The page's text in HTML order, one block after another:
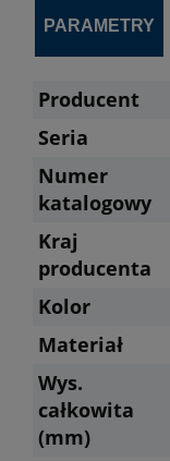
PARAMETRY
Producent
Seria
Numer
katalogowy
Kraj
producenta
Kolor
Materiał
Wys.
całkowita
(mm)